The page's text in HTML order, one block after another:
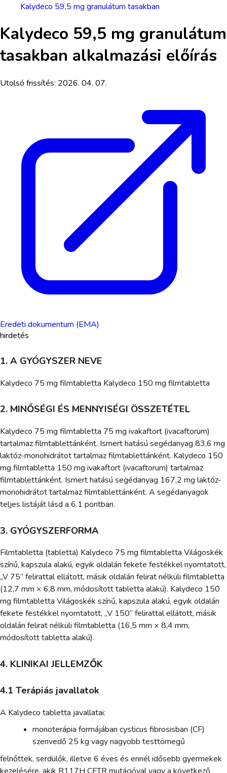
Kalydeco 59,5 mg granulátum tasakban
Kalydeco 59,5 mg granulátum
tasakban alkalmazási előírás
Utolsó frissítés: 2026. 04. 07.
Eredeti dokumentum (EMA)
hirdetés
1. A GYÓGYSZER NEVE
Kalydeco 75 mg filmtabletta Kalydeco 150 mg filmtabletta
2. MINŐSÉGI ÉS MENNYISÉGI ÖSSZETÉTEL
Kalydeco 75 mg filmtabletta 75 mg ivakaftort (ivacaftorum)
tartalmaz filmtablettánként. Ismert hatású segédanyag 83,6 mg
laktóz-monohidrátot tartalmaz filmtablettánként. Kalydeco 150
mg filmtabletta 150 mg ivakaftort (ivacaftorum) tartalmaz
filmtablettánként. Ismert hatású segédanyag 167,2 mg laktóz-
monohidrátot tartalmaz filmtablettánként. A segédanyagok
teljes listáját lásd a 6.1 pontban.
3. GYÓGYSZERFORMA
Filmtabletta (tabletta) Kalydeco 75 mg filmtabletta Világoskék
színű, kapszula alakú, egyik oldalán fekete festékkel nyomtatott,
„V 75” felirattal ellátott, másik oldalán felirat nélküli filmtabletta
(12,7 mm × 6,8 mm, módosított tabletta alakú). Kalydeco 150
mg filmtabletta Világoskék színű, kapszula alakú, egyik oldalán
fekete festékkel nyomtatott, „V 150” felirattal ellátott, másik
oldalán felirat nélküli filmtabletta (16,5 mm × 8,4 mm,
módosított tabletta alakú).
4. KLINIKAI JELLEMZŐK
4.1 Terápiás javallatok
A Kalydeco tabletta javallatai:
monoterápia formájában cysticus fibrosisban (CF)
szenvedő 25 kg vagy nagyobb testtömegű
felnőttek, serdülők, illetve 6 éves és ennél idősebb gyermekek